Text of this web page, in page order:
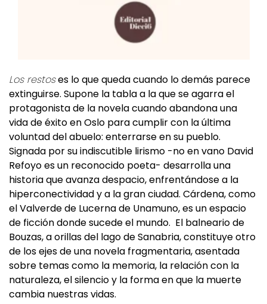
Los restoses lo que queda cuando lo demás parece
extinguirse. Supone la tabla a la que se agarra el
protagonista de la novela cuando abandona una
vida de éxito en Oslo para cumplir con la última
voluntad del abuelo: enterrarse en su pueblo.
Signada por su indiscutible lirismo -no en vano David
Refoyo es un reconocido poeta- desarrolla una
historia que avanza despacio, enfrentándose a la
hiperconectividad y a la gran ciudad. Cárdena, como
el Valverde de Lucerna de Unamuno, es un espacio
de ficción donde sucede el mundo. El balneario de
Bouzas, a orillas del lago de Sanabria, constituye otro
de los ejes de una novela fragmentaria, asentada
sobre temas como la memoria, la relación con la
naturaleza, el silencio y la forma en que la muerte